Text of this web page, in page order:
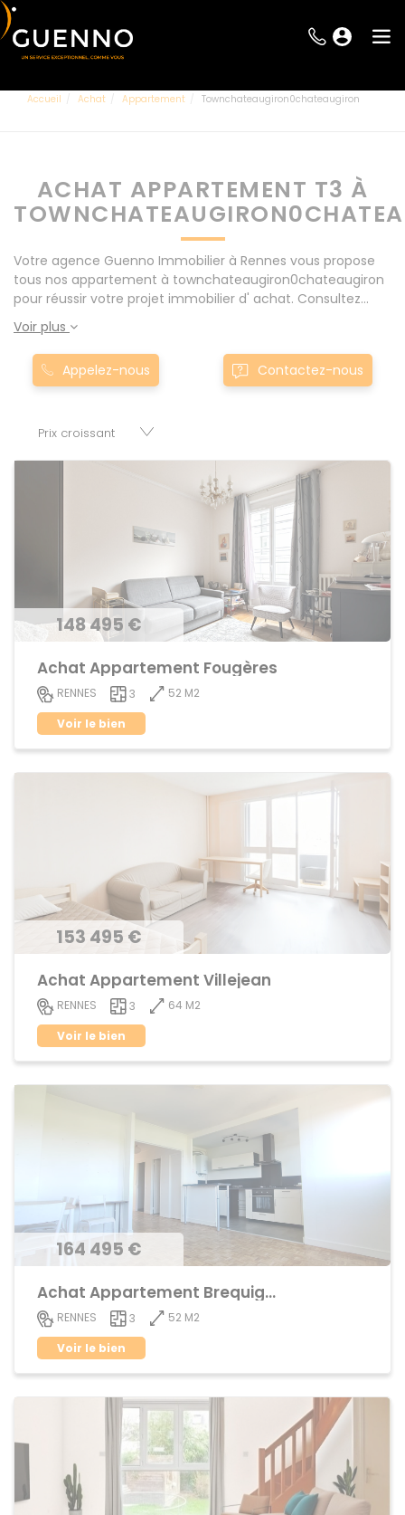
Accueil Achat Appartement Townchateaugiron0chateaugiron
ACHAT APPARTEMENT T3 À
Votre agence Guenno Immobilier à Rennes vous propose
tous nos appartement à townchateaugiron0chateaugiron
pour réussir votre projet immobilier d' achat. Consultez
l'ensemble de nos offres à Rennes mais également aux
alentours : Le Rheu, Pacé, Montgermont... Nos appartement
T3 à townchateaugiron0chateaugiron sont proposés au
meilleur prix du marché pour permettre au plus grand
commerces, appartements, maisons, immeubles, terrains
Voir plus
Appelez-nous Contactez-nous
148 495 €
Achat Appartement Fougères
RENNES 3
52 M2
Voir le bien
153 495 €
Achat Appartement Villejean
RENNES 3
64 M2
Voir le bien
164 495 €
Achat Appartement Brequigny
RENNES 3
52 M2
Voir le bien